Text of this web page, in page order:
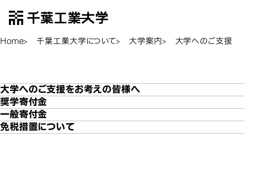
千葉工業大学
Open Menu
Home 千葉工業大学について 大学案内 大学へのご支援
大学へのご支援
大学へのご支援をお考えの皆様へ
奨学寄付金
一般寄付金
免税措置について